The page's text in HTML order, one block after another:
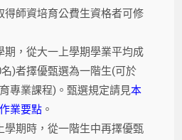
得師資培育公費生資格者可修
期，從大一上學期學業平均成
)者擇優甄選為一階生(可於
專業課程)。甄選規定請見本
業要點 。
學期時，從一階生中再擇優甄